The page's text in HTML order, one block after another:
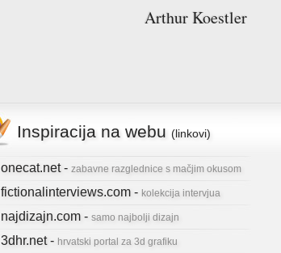
Arthur Koestler
Inspiracija na webu (linkovi)
onecat.net - zabavne razglednice s mačjim okusom
fictionalinterviews.com - kolekcija intervjua
najdizajn.com - samo najbolji dizajn
3dhr.net - hrvatski portal za 3d grafiku